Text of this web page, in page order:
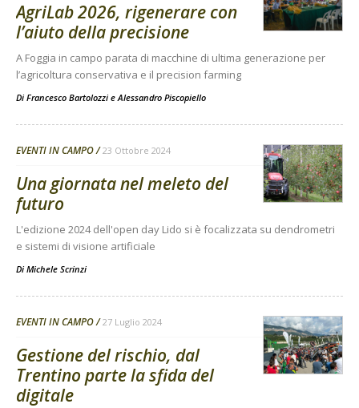
AgriLab 2026, rigenerare con
l’aiuto della precisione
A Foggia in campo parata di macchine di ultima generazione per
l’agricoltura conservativa e il precision farming
Di Francesco Bartolozzi eAlessandro Piscopiello
EVENTI IN CAMPO 23 Ottobre 2024
Una giornata nel meleto del
futuro
L'edizione 2024 dell'open day Lido si è focalizzata su dendrometri
e sistemi di visione artificiale
Di Michele Scrinzi
EVENTI IN CAMPO 27 Luglio 2024
Gestione del rischio, dal
Trentino parte la sfida del
digitale